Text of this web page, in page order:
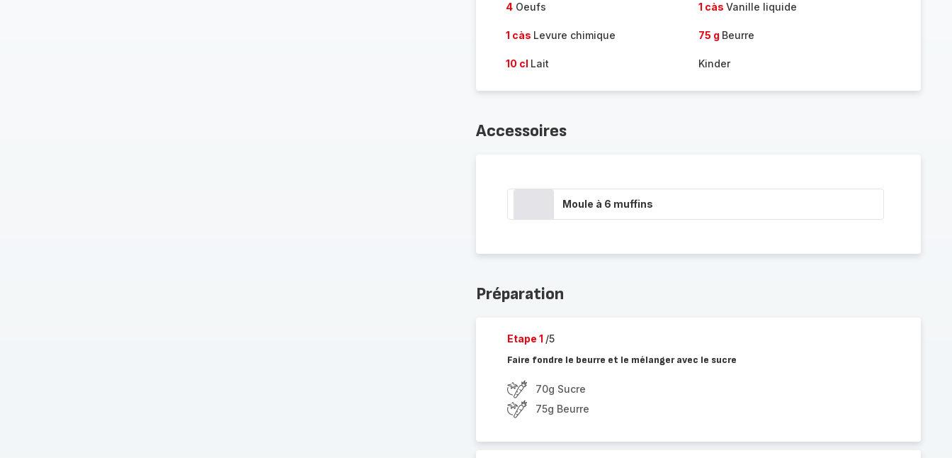
4Oeufs 1 càs Vanille liquide
1 càs Levure chimique 75 g Beurre
10 cl Lait Kinder
Accessoires
Moule à 6 muffins
Préparation
Etape 1 /5
Faire fondre le beurre et le mélanger avec le sucre
70g Sucre
75g Beurre